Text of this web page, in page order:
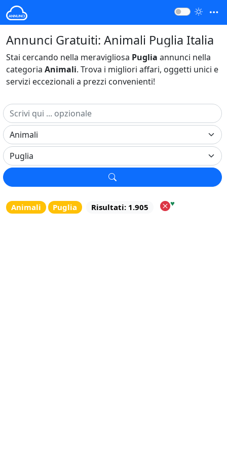
Annunci Gratuiti: Animali Puglia Italia
Stai cercando nella meravigliosa Puglia annunci nella
categoria Animali. Trova i migliori affari, oggetti unici e
servizi eccezionali a prezzi convenienti!
Animali Puglia Risultati: 1.905 ♥